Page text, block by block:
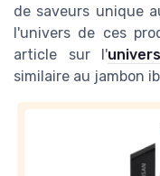
de saveurs unique
l'univers de ces
article sur l'
similaire au jambon